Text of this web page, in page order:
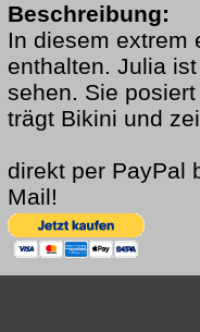
Beschreibung:
In diesem extrem
enthalten. Julia
sehen. Sie
trägt Bikini und
direkt per PayPal
Mail!